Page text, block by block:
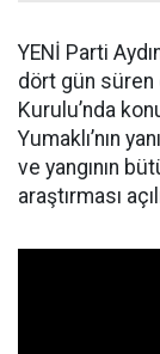
YENİ Parti
dört gün süren
Kurulu’nda
Yumaklı’nın
ve yangının
araştırması